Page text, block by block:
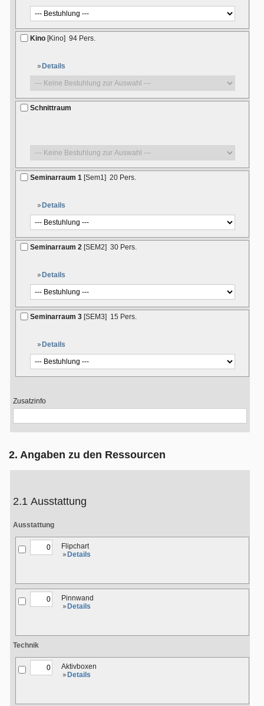
Kino [Kino] 94 Pers.
Details
Schnittraum
Seminarraum 1 [Sem1] 20 Pers.
Details
Seminarraum 2 [SEM2] 30 Pers.
Details
Seminarraum 3 [SEM3] 15 Pers.
Details
Zusatzinfo
2. Angaben zu den Ressourcen
2.1 Ausstattung
Ausstattung
Flipchart
Details
Pinnwand
Details
Technik
Aktivboxen
Details